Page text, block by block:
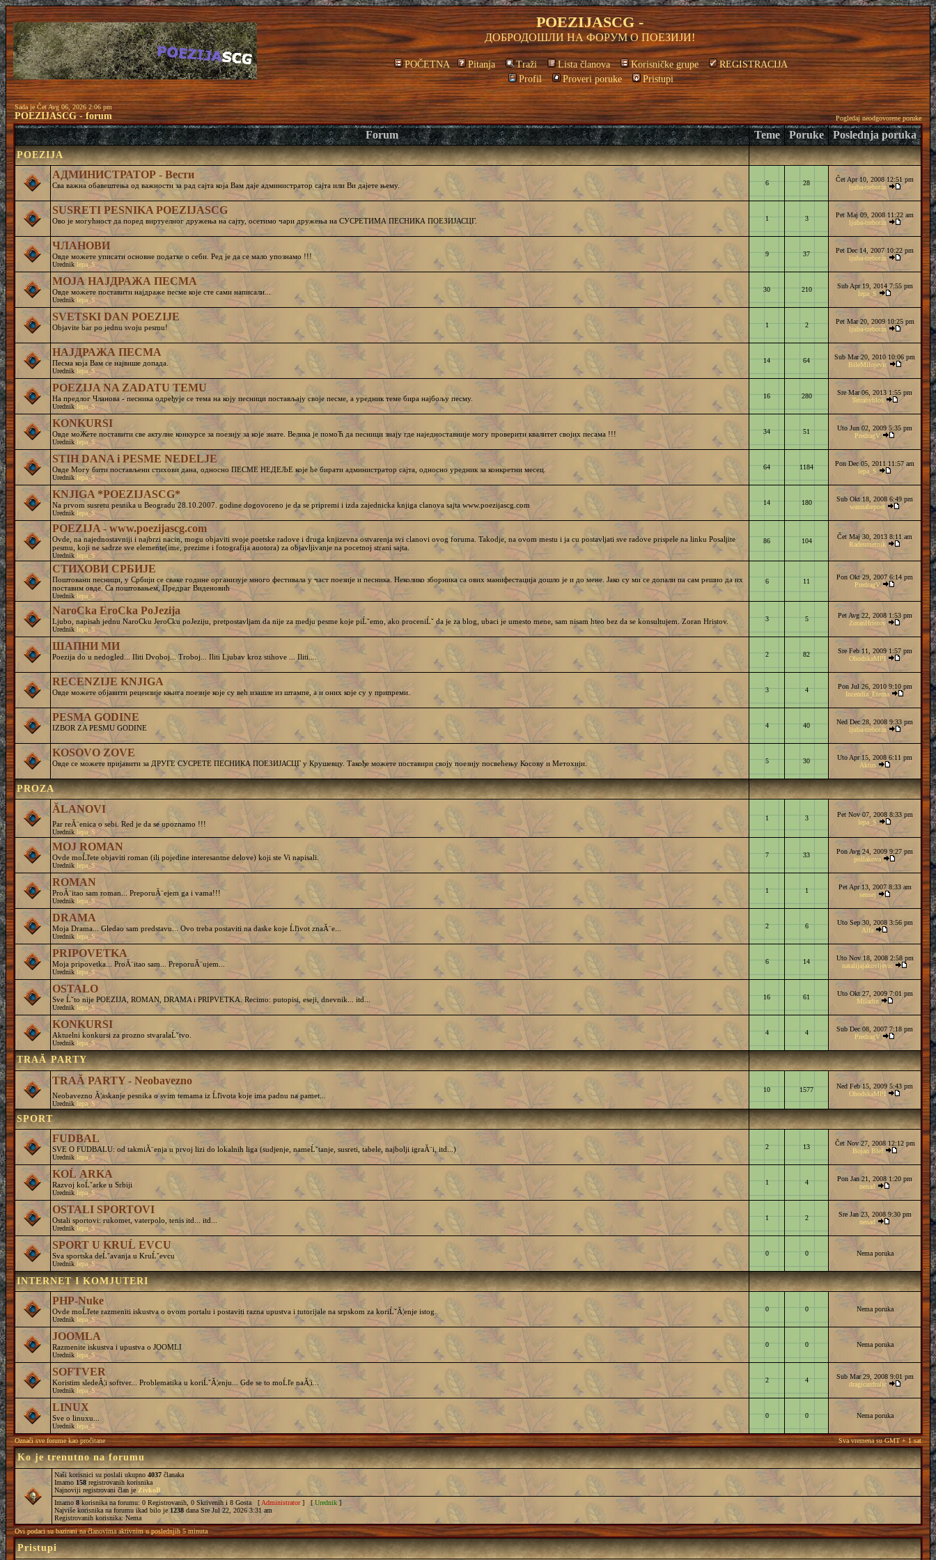
POEZIJASCG -
ДОБРОДОШЛИ НА ФОРУМ О ПОЕЗИЈИ!
POČETNA Pitanja Traži Lista članova Korisničke grupe
REGISTRACIJA
Profil
Proveri poruke Pristupi
Sada je Čet Avg 06, 2026 2:06 pm
POEZIJASCG - forum Pogledaj neodgovorene poruke
Forum Teme Poruke Poslednja poruka
POEZIJA
АДМИНИСТРАТОР - Вести
Сва важна обавештења од важности за рад сајта која Вам даје администратор сајта или Ви дајете њему. 6 28
Čet Apr 10, 2008 12:51 pm
ljuba-trebotin
SUSRETI PESNIKA POEZIJASCG
Ово је могућност да поред виртуелног дружења на сајту, осетимо чари дружења на СУСРЕТИМА ПЕСНИКА ПОЕЗИЈАСЦГ. 1 3
Pet Maj 09, 2008 11:22 am
ljuba-trebotin
ЧЛАНОВИ
Овде можете уписати основне податке о себи. Ред је да се мало упознамо !!!
Urednik lepa_S
9 37
Pet Dec 14, 2007 10:22 pm
ljuba-trebotin
МОЈА НАЈДРАЖА ПЕСМА
Овде можете поставити најдраже песме које сте сами написали...
Urednik lepa_S
30 210
Sub Apr 19, 2014 7:55 pm
lepa_S
SVETSKI DAN POEZIJE
Objavite bar po jednu svoju pesmu! 1 2
Pet Mar 20, 2009 10:25 pm
ljuba-trebotin
НАЈДРАЖА ПЕСМА
Песма која Вам се највише допада.
Urednik lepa_S
14 64
Sub Mar 20, 2010 10:06 pm
BileMilojevic
POEZIJA NA ZADATU TEMU
На предлог Чланова - песника одређује се тема на коју песници постављају своје песме, а уредник теме бира најбољу песму.
Urednik lepa_S
16 280
Sre Mar 06, 2013 1:55 pm
Tetrabyblos
KONKURSI
Овде моЖете поставити све актулне конкурсе за поезију за које знате. Велика је помоЋ да песници знају где наједноставније могу проверити квалитет својих песама !!!
Urednik lepa_S
34 51
Uto Jun 02, 2009 5:35 pm
PredragV
STIH DANA i PESME NEDELJE
Овде Могу бити постављени стихови дана, односно ПЕСМЕ НЕДЕЉЕ које ће бирати администратор сајта, односно уредник за конкретни месец.
Urednik lepa_S
64 1184
Pon Dec 05, 2011 11:57 am
lepa_S
KNJIGA *POEZIJASCG*
Na prvom susretu pesnika u Beogradu 28.10.2007. godine dogovoreno je da se pripremi i izda zajednicka knjiga clanova sajta www.poezijascg.com
Urednik lepa_S
14 180
Sub Okt 18, 2008 6:49 pm
wannabepoet
POEZIJA - www.poezijascg.com
Ovde, na najednostavniji i najbrzi nacin, mogu objaviti svoje poetske radove i druga knjizevna ostvarenja svi clanovi ovog foruma. Takodje, na ovom mestu i ja cu postavljati sve radove prispele na linku Posaljite
pesmu, koji ne sadrze sve elemente(ime, prezime i fotografija auotora) za objavljivanje na pocetnoj strani sajta.
Urednik lepa_S
86 104
Čet Maj 30, 2013 8:11 am
Radeumetnik
СТИХОВИ СРБИЈЕ
Поштовани песници, у Србији се сваке године организује много фестивала у част поезије и песника. Неколико зборника са ових манифестација дошло је и до мене. Јако су ми се допали па сам решио да их
поставим овде. Са поштовањем, Предраг Виденовић
Urednik lepa_S
6 11
Pon Okt 29, 2007 6:14 pm
PredragV
NaroCka EroCka PoJezija
Ljubo, napisah jednu NaroCku JeroCku poJeziju, pretpostavljam da nije za medju pesme koje piĹˇemo, ako proceniĹˇ da je za blog, ubaci je umesto mene, sam nisam hteo bez da se konsultujem. Zoran Hristov.
Urednik lepa_S
3 5
Pet Avg 22, 2008 1:53 pm
ZoranHristov
ШАПНИ МИ
Poezija do u nedogled... Iliti Dvoboj... Troboj... Iliti Ljubav kroz stihove ... Iliti.... 2 82
Sre Feb 11, 2009 1:57 pm
ObodskaMPI
RECENZIJE KNJIGA
Овде можете објавити рецензије књига поезије које су већ изашле из штампе, а и оних које су у припреми. 3 4
Pon Jul 26, 2010 9:10 pm
Incendia_Eterna
PESMA GODINE
IZBOR ZA PESMU GODINE 4 40
Ned Dec 28, 2008 9:33 pm
ljuba-trebotin
KOSOVO ZOVE
Овде се можете пријавити за ДРУГЕ СУСРЕТЕ ПЕСНИКА ПОЕЗИЈАСЦГ у Крушевцу. Такође можете поставири своју поезију посвећењу Косову и Метохији. 5 30
Uto Apr 15, 2008 6:11 pm
Aktus
PROZA
ĂLANOVI
Par reĂ¨enica o sebi. Red je da se upoznamo !!!
Urednik lepa_S
1 3
Pet Nov 07, 2008 8:33 pm
lepa_S
MOJ ROMAN
Ovde moĹľete objaviti roman (ili pojedine interesantne delove) koji ste Vi napisali.
Urednik lepa_S
7 33
Pon Avg 24, 2009 9:27 pm
pollakova
ROMAN
ProĂ¨itao sam roman... PreporuĂ¨ejem ga i vama!!!
Urednik lepa_S
1 1
Pet Apr 13, 2007 8:33 am
sensej
DRAMA
Moja Drama... Gledao sam predstavu... Ovo treba postaviti na daske koje Ĺľivot znaĂ¨e...
Urednik lepa_S
2 6
Uto Sep 30, 2008 3:56 pm
Alfa
PRIPOVETKA
Moja pripovetka... ProĂ¨itao sam... PreporuĂ¨ujem...
Urednik lepa_S
6 14
Uto Nov 18, 2008 2:58 pm
natalijajakovljevic
OSTALO
Sve Ĺˇto nije POEZIJA, ROMAN, DRAMA i PRIPVETKA. Recimo: putopisi, eseji, dnevnik... itd...
Urednik lepa_S
16 61
Uto Okt 27, 2009 7:01 pm
Miladin
KONKURSI
Aktuelni konkursi za prozno stvaralaĹˇtvo.
Urednik lepa_S
4 4
Sub Dec 08, 2007 7:18 pm
PredragV
TRAĂ PARTY
TRAĂ PARTY - Neobavezno
Neobavezno Ă¦askanje pesnika o svim temama iz Ĺľivota koje ima padnu na pamet...
Urednik lepa_S
10 1577
Ned Feb 15, 2009 5:43 pm
ObodskaMPI
SPORT
FUDBAL
SVE O FUDBALU: od takmiĂ¨enja u prvoj lizi do lokalnih liga (sudjenje, nameĹˇtanje, susreti, tabele, najbolji igraĂ¨i, itd...)
Urednik lepa_S
2 13
Čet Nov 27, 2008 12:12 pm
Bojan Blef
KOĹ ARKA
Razvoj koĹˇarke u Srbiji
Urednik lepa_S
1 4
Pon Jan 21, 2008 1:20 pm
nenad
OSTALI SPORTOVI
Ostali sportovi: rukomet, vaterpolo, tenis itd... itd...
Urednik lepa_S
1 2
Sre Jan 23, 2008 9:30 pm
nenad
SPORT U KRUĹ EVCU
Sva sportska deĹˇavanja u KruĹˇevcu
Urednik lepa_S
0 0 Nema poruka
INTERNET I KOMJUTERI
PHP-Nuke
Ovde moĹľete razmeniti iskustva o ovom portalu i postaviti razna upustva i tutorijale na srpskom za koriĹˇĂ¦enje istog.
Urednik lepa_S
0 0 Nema poruka
JOOMLA
Razmenite iskustva i upustva o JOOMLI
Urednik lepa_S
0 0 Nema poruka
SOFTVER
Koristim sledeĂ¦i softver... Problematika u koriĹˇĂ¦enju... Gde se to moĹľe naĂ¦i...
Urednik lepa_S
2 4
Sub Mar 29, 2008 9:01 pm
dragicazdralic
LINUX
Sve o linuxu...
Urednik lepa_S
0 0 Nema poruka
Označi sve forume kao pročitane Sva vremena su GMT + 1 sat
Ko je trenutno na forumu
Naši korisnici su poslali ukupno 4037 članaka
Imamo 158 registrovanih korisnika
Najnoviji registrovani član je ZivkoB
Imamo 8 korisnika na forumu: 0 Registrovanih, 0 Skrivenih i 8 Gosta [ Administrator] [ Urednik ]
Najviše korisnika na forumu ikad bilo je 1238 dana Sre Jul 22, 2026 3:31 am
Registrovanih korisnika: Nema
Ovi podaci su bazirani na članovima aktivnim u poslednjih 5 minuta
Pristupi